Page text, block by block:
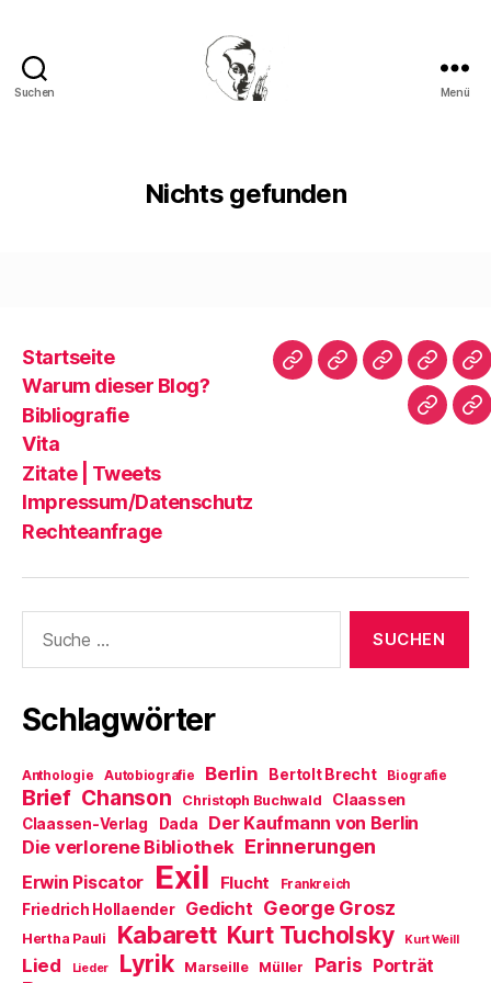
Suchen Menü
Nichts gefunden
Startseite
Warum dieser Blog?
Bibliografie
Vita
Zitate | Tweets
Impressum/Datenschutz
Rechteanfrage
Startseite
WarumBibliografie
Vita
|
nach:
Schlagwörter
Anthologie Autobiografie Berlin Bertolt Brecht Biografie
Brief Chanson Christoph Buchwald Claassen
Claassen-Verlag Dada Der Kaufmann von Berlin
Die verlorene Bibliothek Erinnerungen
Erwin Piscator Exil Flucht Frankreich
Friedrich Hollaender Gedicht George Grosz
Hertha Pauli Kabarett Kurt Tucholsky Kurt Weill
Lied Lieder Lyrik Marseille Müller Paris Porträt